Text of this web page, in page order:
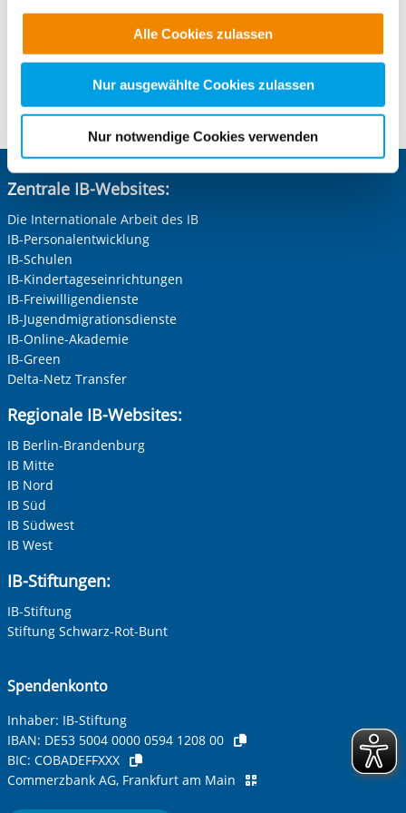
Funktionen für diese Zwecke aktiviert sind, müssen Sie
alle Cookie-Kategorien auswählen. Sie können mittels
nachfolgender Buttons über Ihre Einwilligung für diese
Zwecke entscheiden und Ihre erteilte Einwilligung stets
für die Zukunft widerrufen. Bitte beachten Sie: Ihre
Cookies, die erforderlich zur Bereitstellung der von Ihnen
aufgerufenen und somit gewünschten Website-
Funktionen sind. Diese Cookies setzen wir aufgrund
berechtigter Interessen und daher unabhängig von einer
Einwilligung.
Alle Cookies zulassen
Nur ausgewählte Cookies zulassen
Nur notwendige Cookies verwenden
E-Mail schreiben
Kontaktformular öffnen
Zentrale IB-Websites:
Die Internationale Arbeit des IB
IB-Personalentwicklung
IB-Schulen
IB-Kindertageseinrichtungen
IB-Freiwilligendienste
IB-Jugendmigrationsdienste
IB-Online-Akademie
IB-Green
Delta-Netz Transfer
Regionale IB-Websites:
IB Berlin-Brandenburg
IB Mitte
IB Nord
IB Süd
IB Südwest
IB West
IB-Stiftungen:
IB-Stiftung
Stiftung Schwarz-Rot-Bunt
Spendenkonto
Inhaber: IB-Stiftung
IBAN: DE53 5004 0000 0594 1208 00
BIC: COBADEFFXXX
Commerzbank AG, Frankfurt am Main